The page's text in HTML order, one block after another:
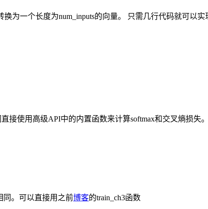
为一个长度为num_inputs的向量。 只需几行代码就可以实
接使用高级API中的内置函数来计算softmax和交叉熵损失。
同。可以直接用之前博客的train_ch3函数